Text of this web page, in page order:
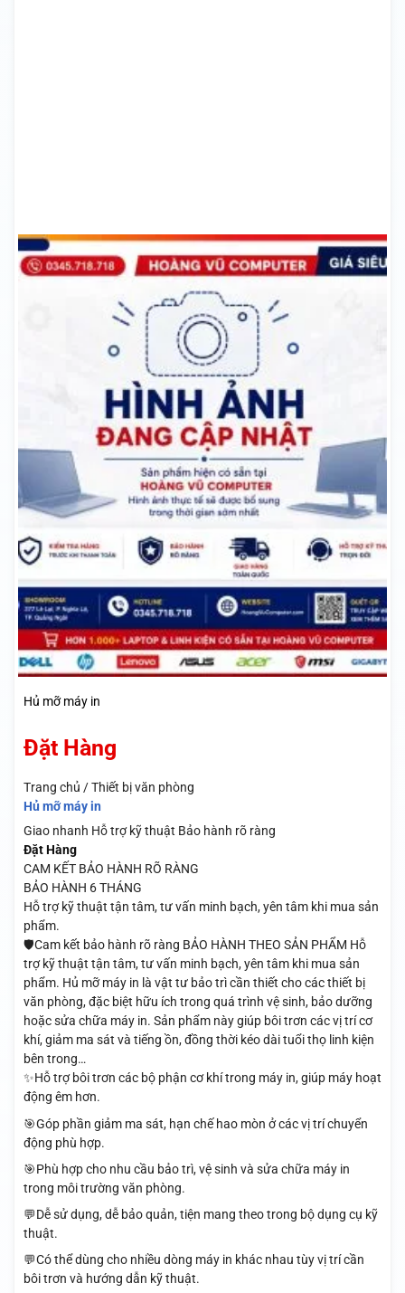
Hủ mỡ máy in
Đặt Hàng
Trang chủ / Thiết bị văn phòng
Hủ mỡ máy in
Giao nhanh Hỗ trợ kỹ thuật Bảo hành rõ ràng
Đặt Hàng
CAM KẾT BẢO HÀNH RÕ RÀNG
BẢO HÀNH 6 THÁNG
Hỗ trợ kỹ thuật tận tâm, tư vấn minh bạch, yên tâm khi mua sản
phẩm.
🛡️Cam kết bảo hành rõ ràng BẢO HÀNH THEO SẢN PHẨM Hỗ
trợ kỹ thuật tận tâm, tư vấn minh bạch, yên tâm khi mua sản
phẩm. Hủ mỡ máy in là vật tư bảo trì cần thiết cho các thiết bị
văn phòng, đặc biệt hữu ích trong quá trình vệ sinh, bảo dưỡng
hoặc sửa chữa máy in. Sản phẩm này giúp bôi trơn các vị trí cơ
khí, giảm ma sát và tiếng ồn, đồng thời kéo dài tuổi thọ linh kiện
bên trong…
✨Hỗ trợ bôi trơn các bộ phận cơ khí trong máy in, giúp máy hoạt
động êm hơn.
🎯Góp phần giảm ma sát, hạn chế hao mòn ở các vị trí chuyển
động phù hợp.
🎯Phù hợp cho nhu cầu bảo trì, vệ sinh và sửa chữa máy in
trong môi trường văn phòng.
💬Dễ sử dụng, dễ bảo quản, tiện mang theo trong bộ dụng cụ kỹ
thuật.
💬Có thể dùng cho nhiều dòng máy in khác nhau tùy vị trí cần
bôi trơn và hướng dẫn kỹ thuật.